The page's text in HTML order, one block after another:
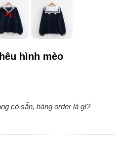
hình mèo
có sẵn, hàng order là gì?